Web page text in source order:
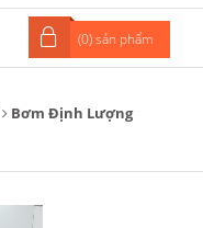
(0) sản phẩm
Bơm Định Lượng